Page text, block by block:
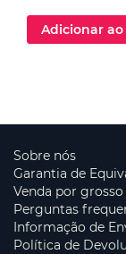
Adicionar
Sobre nós
Garantia de
Venda por
Perguntas
Informação de
Política de